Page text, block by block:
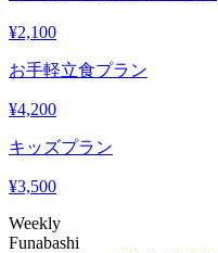
¥2,100
お手軽立食プラン
¥4,200
キッズプラン
¥3,500
Weekly
Funabashi